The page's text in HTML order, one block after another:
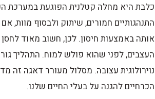
כלבת היא מחלה קטלנית הפוגעת במערכת
התנהגותיים חמורים, שיתוק ולבסוף מוות,
אותה באמצעות חיסון. לכן, חשוב מאוד
העצבים, לפני שהוא פולש למוח. התהליך
נוירולוגית עצובה. מסלול מעורר דאגה
הכרחיים להגנה על בעלי החיים שלנו.